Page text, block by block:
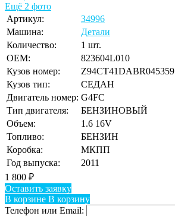
Ещё 2 фото
Артикул:
34996
Машина:
Детали
Количество:
1 шт.
OEM:
823604L010
Кузов номер:
Z94CT41DABR045359
Кузов тип:
СЕДАН
Двигатель номер: G4FC
Тип двигателя:
БЕНЗИНОВЫЙ
Объем:
1.6 16V
Топливо:
БЕНЗИН
Коробка:
МКПП
Год выпуска:
2011
1 800 ₽
Оставить заявку
В корзине В корзину
Телефон или Email: